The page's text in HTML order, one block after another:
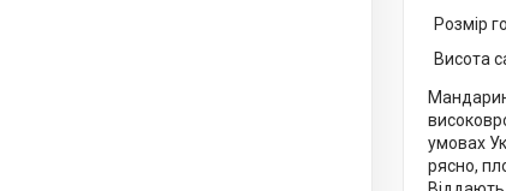
Розмір
Висота
умовах
рясно,